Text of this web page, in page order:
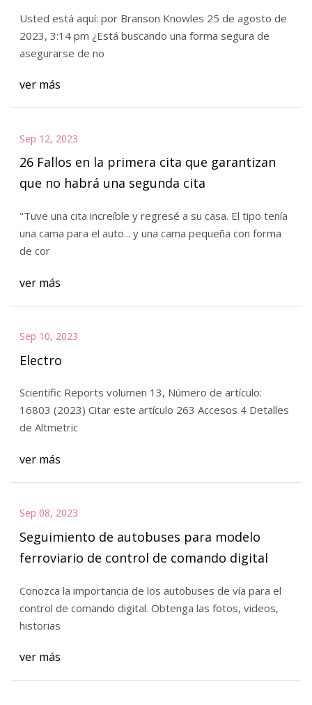
Usted está aquí: por Branson Knowles 25 de agosto de
2023, 3:14 pm ¿Está buscando una forma segura de
asegurarse de no
ver más
Sep 12, 2023
26 Fallos en la primera cita que garantizan
que no habrá una segunda cita
"Tuve una cita increíble y regresé a su casa. El tipo tenía
una cama para el auto... y una cama pequeña con forma
de cor
ver más
Sep 10, 2023
Electro
Scientific Reports volumen 13, Número de artículo:
16803 (2023) Citar este artículo 263 Accesos 4 Detalles
de Altmetric
ver más
Sep 08, 2023
Seguimiento de autobuses para modelo
ferroviario de control de comando digital
Conozca la importancia de los autobuses de vía para el
control de comando digital. Obtenga las fotos, videos,
historias
ver más